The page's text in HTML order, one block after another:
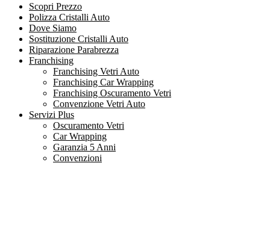
Scopri Prezzo
Polizza Cristalli Auto
Dove Siamo
Sostituzione Cristalli Auto
Riparazione Parabrezza
Franchising
Franchising Vetri Auto
Franchising Car Wrapping
Franchising Oscuramento Vetri
Convenzione Vetri Auto
Servizi Plus
Oscuramento Vetri
Car Wrapping
Garanzia 5 Anni
Convenzioni